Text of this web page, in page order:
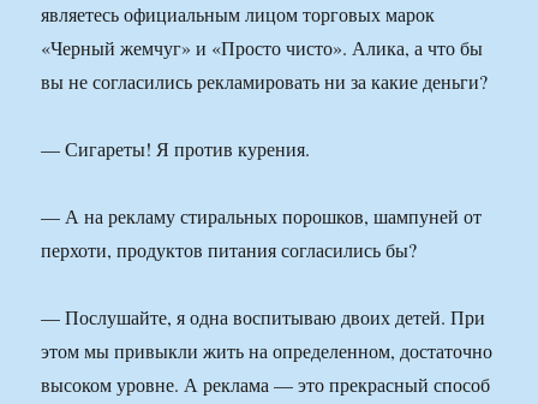
являетесь официальным лицом торговых марок
«Черный жемчуг» и «Просто чисто». Алика, а что бы
вы не согласились рекламировать ни за какие деньги?
— Сигареты! Я против курения.
— А на рекламу стиральных порошков, шампуней от
перхоти, продуктов питания согласились бы?
— Послушайте, я одна воспитываю двоих детей. При
этом мы привыкли жить на определенном, достаточно
высоком уровне. А реклама — это прекрасный способ